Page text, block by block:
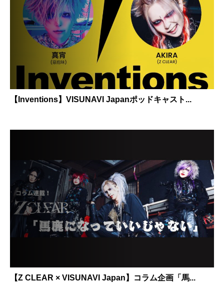
【Inventions】VISUNAVI Japanポッドキャスト...
【Z CLEAR × VISUNAVI Japan】コラム企画「馬...